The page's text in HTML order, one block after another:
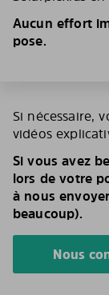
Aucun effort
pose.
Si nécessaire,
vidéos
Si vous avez
lors de votre
à nous
beaucoup).
Nous